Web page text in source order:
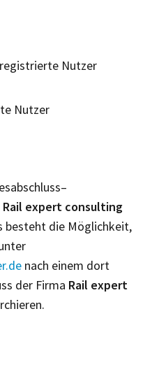
Nutzer
Nutzer
Rail expert consulting
besteht die Möglichkeit,
nach einem dort
der Firma Rail expert